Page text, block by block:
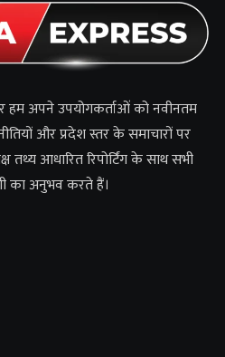
हम अपने उपयोगकर्ताओं को नवीनतम
और प्रदेश स्तर के समाचारों पर
तथ्य आधारित रिपोर्टिंग के साथ सभी
का अनुभव करते हैं।